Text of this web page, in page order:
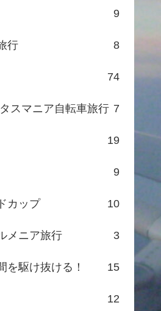
9
行 8
74
スマニア自転車旅行 7
19
9
カップ 10
メニア旅行 3
を駆け抜ける！ 15
12